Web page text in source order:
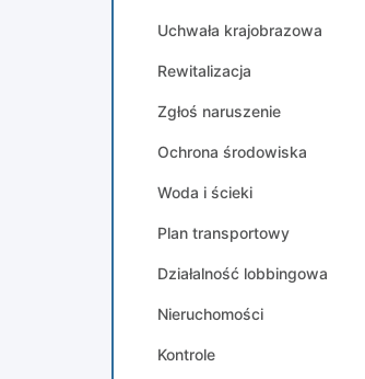
Uchwała krajobrazowa
Rewitalizacja
Zgłoś naruszenie
Ochrona środowiska
Woda i ścieki
Plan transportowy
Działalność lobbingowa
Nieruchomości
Kontrole